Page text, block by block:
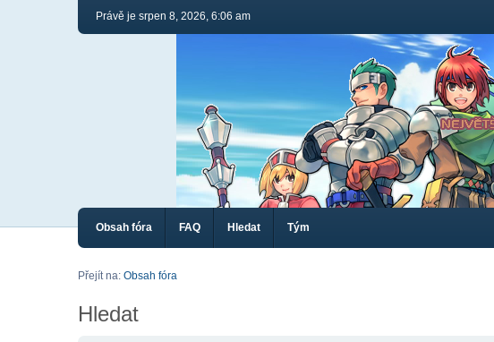
Právě je srpen 8, 2026, 6:06 am
Obsah fóra FAQ Hledat Tým
Přejít na: Obsah fóra
Hledat